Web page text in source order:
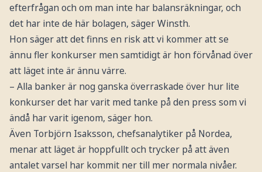
efterfrågan och om man inte har balansräkningar, och
det har inte de här bolagen, säger Winsth.
Hon säger att det finns en risk att vi kommer att se
ännu fler konkurser men samtidigt är hon förvånad över
att läget inte är ännu värre.
– Alla banker är nog ganska överraskade över hur lite
konkurser det har varit med tanke på den press som vi
ändå har varit igenom, säger hon.
Även Torbjörn Isaksson, chefsanalytiker på Nordea,
menar att läget är hoppfullt och trycker på att även
antalet varsel har kommit ner till mer normala nivåer.